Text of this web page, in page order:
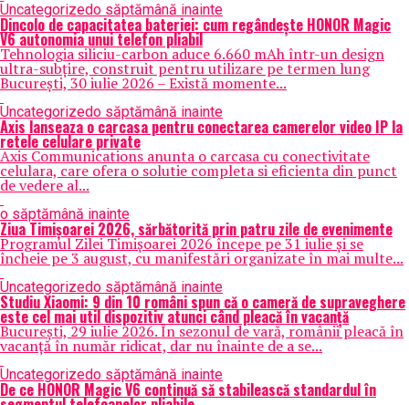
Uncategorizedo săptămână inainte
Dincolo de capacitatea bateriei: cum regândește HONOR Magic
V6 autonomia unui telefon pliabil
Tehnologia siliciu-carbon aduce 6.660 mAh într-un design
ultra-subțire, construit pentru utilizare pe termen lung
București, 30 iulie 2026 – Există momente...
Uncategorizedo săptămână inainte
Axis lanseaza o carcasa pentru conectarea camerelor video IP la
retele celulare private
Axis Communications anunta o carcasa cu conectivitate
celulara, care ofera o solutie completa si eficienta din punct
de vedere al...
o săptămână inainte
Ziua Timișoarei 2026, sărbătorită prin patru zile de evenimente
Programul Zilei Timișoarei 2026 începe pe 31 iulie și se
încheie pe 3 august, cu manifestări organizate în mai multe...
Uncategorizedo săptămână inainte
Studiu Xiaomi: 9 din 10 români spun că o cameră de supraveghere
este cel mai util dispozitiv atunci când pleacă în vacanță
București, 29 iulie 2026. În sezonul de vară, românii pleacă în
vacanță în număr ridicat, dar nu înainte de a se...
Uncategorizedo săptămână inainte
De ce HONOR Magic V6 continuă să stabilească standardul în